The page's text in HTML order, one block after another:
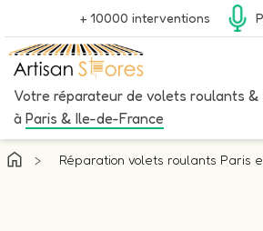
+ 10000 interventions
Votre réparateur de volets roulants &
à Paris & Ile-de-France
> Réparation volets roulants Paris